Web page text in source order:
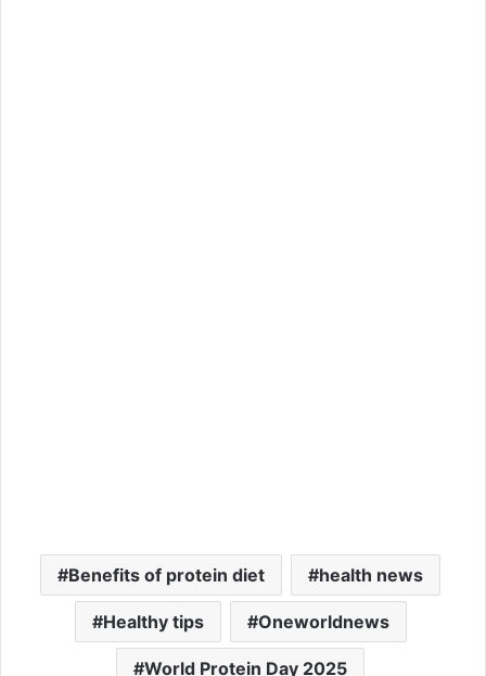
Benefits of protein diet health news
Healthy tips Oneworldnews
World Protein Day 2025